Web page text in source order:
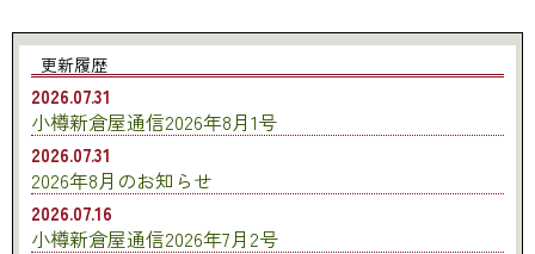
更新履歴
2026.07.31
小樽新倉屋通信2026年8月1号
2026.07.31
2026年8月のお知らせ
2026.07.16
小樽新倉屋通信2026年7月2号